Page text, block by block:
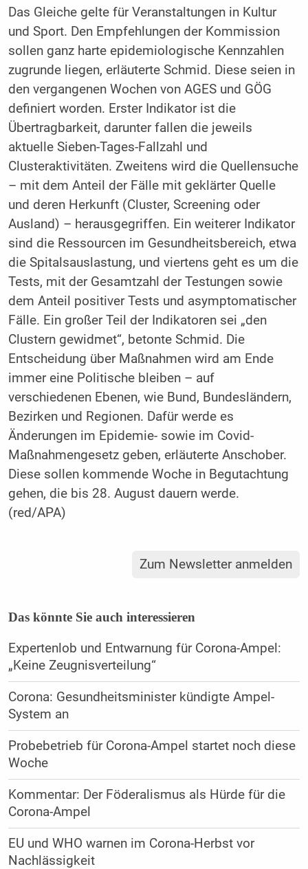
Das Gleiche gelte für Veranstaltungen in Kultur
und Sport. Den Empfehlungen der Kommission
sollen ganz harte epidemiologische Kennzahlen
zugrunde liegen, erläuterte Schmid. Diese seien in
den vergangenen Wochen von AGES und GÖG
definiert worden. Erster Indikator ist die
Übertragbarkeit, darunter fallen die jeweils
aktuelle Sieben-Tages-Fallzahl und
Clusteraktivitäten. Zweitens wird die Quellensuche
– mit dem Anteil der Fälle mit geklärter Quelle
und deren Herkunft (Cluster, Screening oder
Ausland) – herausgegriffen. Ein weiterer Indikator
sind die Ressourcen im Gesundheitsbereich, etwa
die Spitalsauslastung, und viertens geht es um die
Tests, mit der Gesamtzahl der Testungen sowie
dem Anteil positiver Tests und asymptomatischer
Fälle. Ein großer Teil der Indikatoren sei „den
Clustern gewidmet“, betonte Schmid. Die
Entscheidung über Maßnahmen wird am Ende
immer eine Politische bleiben – auf
verschiedenen Ebenen, wie Bund, Bundesländern,
Bezirken und Regionen. Dafür werde es
Änderungen im Epidemie- sowie im Covid-
Maßnahmengesetz geben, erläuterte Anschober.
Diese sollen kommende Woche in Begutachtung
gehen, die bis 28. August dauern werde.
(red/APA)
Zum Newsletter anmelden
Das könnte Sie auch interessieren
Expertenlob und Entwarnung für Corona-Ampel:
„Keine Zeugnisverteilung“
Corona: Gesundheitsminister kündigte Ampel-
System an
Probebetrieb für Corona-Ampel startet noch diese
Woche
Kommentar: Der Föderalismus als Hürde für die
Corona-Ampel
EU und WHO warnen im Corona-Herbst vor
Nachlässigkeit